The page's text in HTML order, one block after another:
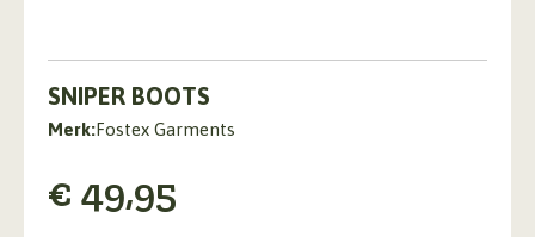
SNIPER BOOTS
Merk:Fostex Garments
€ 49,95
product
meerdere
Deze
optie